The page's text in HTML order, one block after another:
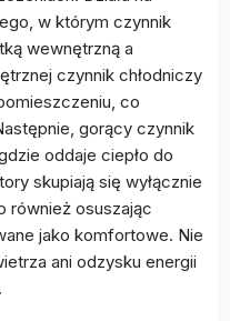
w którym czynnik
wewnętrzną a
czynnik chłodniczy
co
gorący czynnik
oddaje ciepło do
skupiają się wyłącznie
również osuszając
jako komfortowe. Nie
ani odzysku energii